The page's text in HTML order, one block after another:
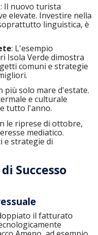
: Il nuovo turista
elevate. Investire nella
linguistica, è
: L'esempio
Isola Verde dimostra
comuni e strategie
più solo mare d'estate.
e culturale
tutto l'anno.
le riprese di ottobre,
mediatico.
e strategie di
Successo
il fatturato